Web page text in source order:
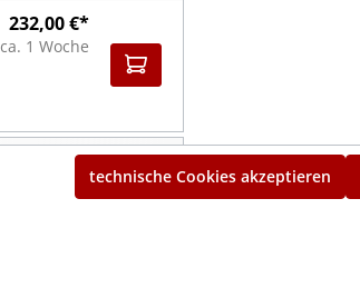
232,00 €*
ca. 1 Woche
96,00 €*
technische Cookies akzeptieren